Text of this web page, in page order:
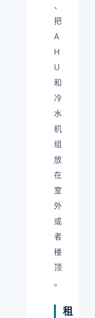
、
把
A
H
U
和
冷
水
机
组
放
在
室
外
或
者
楼
顶
。
租